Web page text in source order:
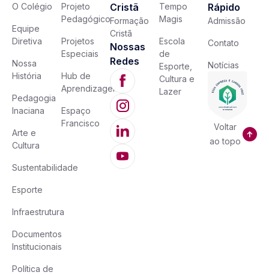
O Colégio
Equipe
Diretiva
Nossa
História
Pedagogia
Inaciana
Arte e
Cultura
Sustentabilidade
Esporte
Infraestrutura
Documentos
Institucionais
Política de
Projeto
Pedagógico
Projetos
Especiais
Hub de
Aprendizagem
Espaço
Francisco
Cristã
Formação
Cristã
Nossas
Redes
Tempo
Magis
Escola
de
Esporte,
Cultura e
Lazer
Rápido
Admissão
Contato
Notícias
Voltar
ao topo